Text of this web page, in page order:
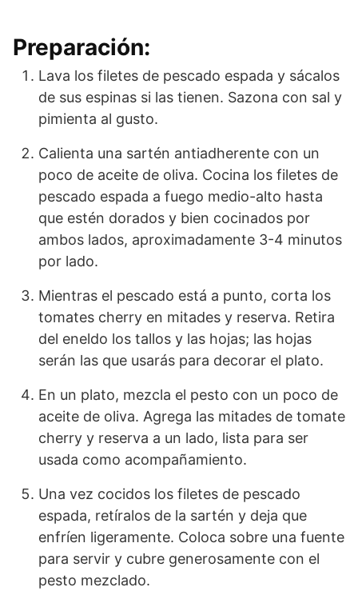
Preparación:
Lava los filetes de pescado espada y sácalos
de sus espinas si las tienen. Sazona con sal y
pimienta al gusto.
Calienta una sartén antiadherente con un
poco de aceite de oliva. Cocina los filetes de
pescado espada a fuego medio-alto hasta
que estén dorados y bien cocinados por
ambos lados, aproximadamente 3-4 minutos
por lado.
Mientras el pescado está a punto, corta los
tomates cherry en mitades y reserva. Retira
del eneldo los tallos y las hojas; las hojas
serán las que usarás para decorar el plato.
En un plato, mezcla el pesto con un poco de
aceite de oliva. Agrega las mitades de tomate
cherry y reserva a un lado, lista para ser
usada como acompañamiento.
Una vez cocidos los filetes de pescado
espada, retíralos de la sartén y deja que
enfríen ligeramente. Coloca sobre una fuente
para servir y cubre generosamente con el
pesto mezclado.